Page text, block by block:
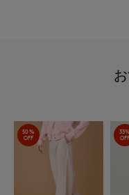
50%
OFF
33%
OFF